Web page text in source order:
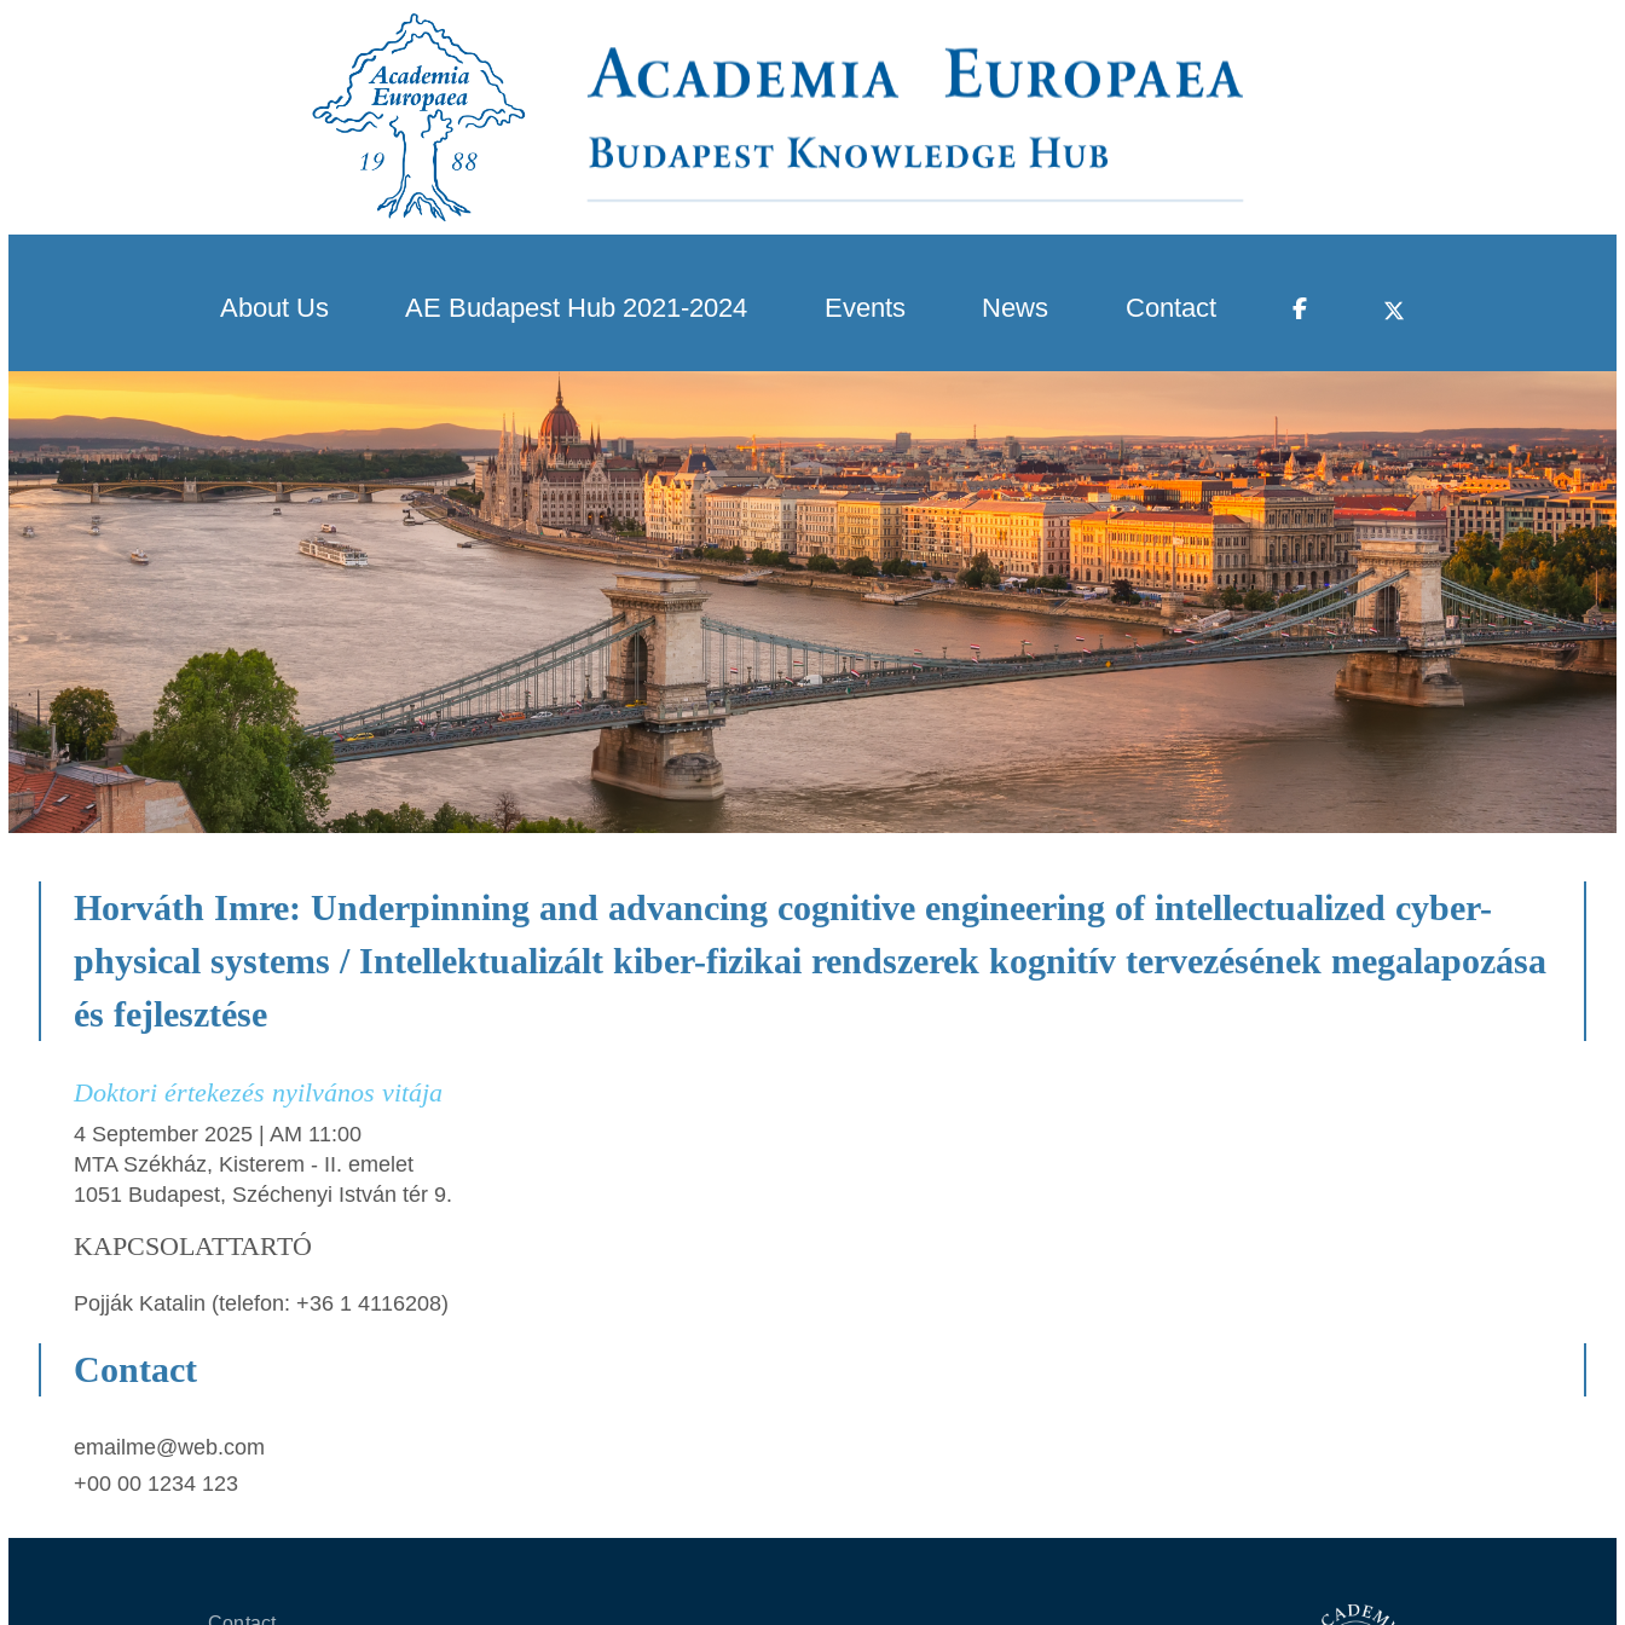
About Us AE Budapest Hub 2021-2024 Events News Contact
Horváth Imre: Underpinning and advancing cognitive engineering of intellectualized cyber-
physical systems / Intellektualizált kiber-fizikai rendszerek kognitív tervezésének megalapozása
és fejlesztése
Doktori értekezés nyilvános vitája
4 September 2025 | AM 11:00
MTA Székház, Kisterem - II. emelet
1051 Budapest, Széchenyi István tér 9.
KAPCSOLATTARTÓ
Pojják Katalin (telefon: +36 1 4116208)
Contact
emailme@web.com
+00 00 1234 123